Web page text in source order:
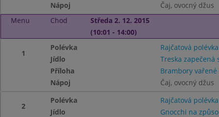
Nápoj
Čaj, ovocný džus
Menu
Chod
Středa 2. 12. 2015
(10:01 - 14:00)
1
Polévka
Rajčatová
Jídlo
Treska zapečená
Příloha
Brambory vařené
Nápoj
Čaj, ovocný džus
2
Polévka
Rajčatová
Jídlo
Gnocchi na